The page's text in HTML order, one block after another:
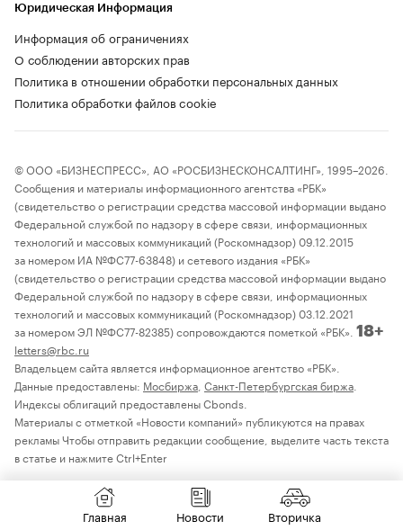
Юридическая Информация
Информация об ограничениях
О соблюдении авторских прав
Политика в отношении обработки персональных данных
Политика обработки файлов cookie
© ООО «БИЗНЕСПРЕСС», АО «РОСБИЗНЕСКОНСАЛТИНГ», 1995–2026.
Сообщения и материалы информационного агентства «РБК»
(свидетельство о регистрации средства массовой информации выдано
Федеральной службой по надзору в сфере связи, информационных
технологий и массовых коммуникаций (Роскомнадзор) 09.12.2015
за номером ИА №ФС77-63848) и сетевого издания «РБК»
(свидетельство о регистрации средства массовой информации выдано
Федеральной службой по надзору в сфере связи, информационных
технологий и массовых коммуникаций (Роскомнадзор) 03.12.2021
за номером ЭЛ №ФС77-82385) сопровождаются пометкой «РБК». 18+
letters@rbc.ru
Владельцем сайта является информационное агентство «РБК».
Данные предоставлены: Мосбиржа Санкт-Петербургская биржа
Индексы облигаций предоставлены Cbonds.
Материалы с отметкой «Новости компаний» публикуются на правах
рекламы Чтобы отправить редакции сообщение, выделите часть текста
в статье и нажмите Ctrl+Enter
Главная Новости Вторичка